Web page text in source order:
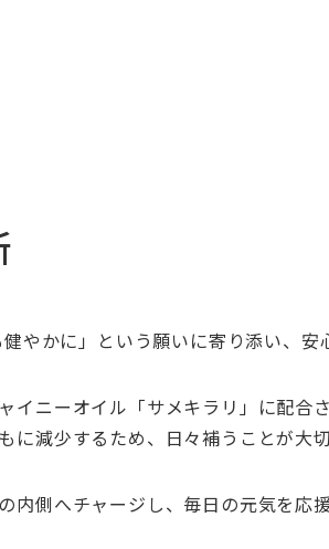
かに」という願いに寄り添い、安
ニーオイル「サメキラリ」に配合
減少するため、日々補うことが大切
内側へチャージし、毎日の元気を